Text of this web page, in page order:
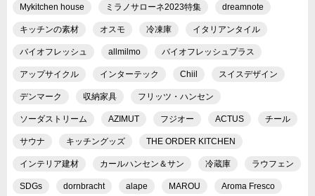
Mykitchen house ミラノサローネ2023特集 dreamnote
キッチンの素材 オスモ 冷凍庫 イタリアンタイル
バイオフレッシュ allmilmo バイオフレッシュプラス
アップサイクル インターテック Chiil スイスデザイン
デンマーク 収納家具 フリッツ・ハンセン
ソーダストリーム AZIMUT フジオー ACTUS チール
サウナ キッチングッズ THE ORDER KITCHEN
インテリア建材 カールハンセン＆サン 冷蔵庫 ラウフェン
SDGs dornbracht alape MAROU Aroma Fresco